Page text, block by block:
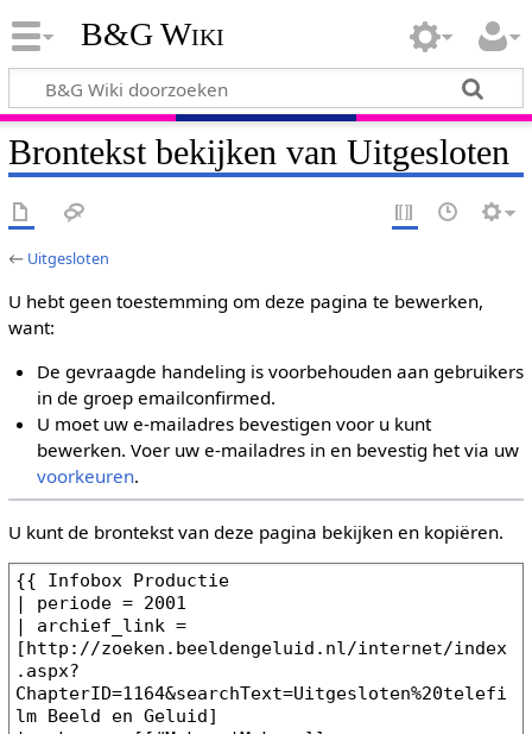
B&G Wiki
Brontekst bekijken van Uitgesloten
← Uitgesloten
U hebt geen toestemming om deze pagina te bewerken,
want:
De gevraagde handeling is voorbehouden aan gebruikers
in de groep emailconfirmed.
U moet uw e-mailadres bevestigen voor u kunt
bewerken. Voer uw e-mailadres in en bevestig het via uw
voorkeuren.
U kunt de brontekst van deze pagina bekijken en kopiëren.